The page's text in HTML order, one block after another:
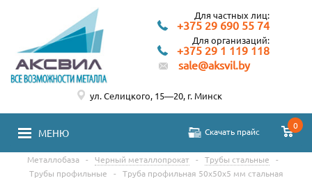
Для частных лиц:
+375 29 690 55 74
Для организаций:
+375 29 1 119 118
sale@aksvil.by
МЕНЮ Скачать прайс
0
ул. Селицкого, 15—20, г. Минск
Металлобаза - Черный металлопрокат - Трубы стальные
-
Трубы профильные
- Труба профильная 50х50х5 мм стальная